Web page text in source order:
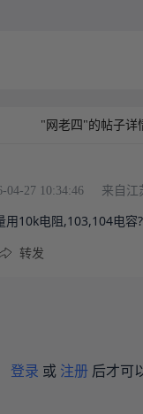
"网老四"的帖子详
04-27 10:34:46 来自江
用10k电阻,103,104电容?
转发
登录 或 注册 后才可